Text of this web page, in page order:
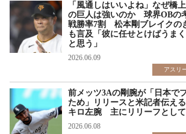
「風通しはいいよね」なぜ橋
の巨人は強いのか 球界OB
戦勝率7割 松本剛ブレイクの
も言及「彼に任せとけばうま
と思う」
2026.06.09
アスリ
前メッツ3Aの剛腕が「日本で
ため」リリースと米記者伝え
キロ左腕 主にリリーフとし
2026.06.08